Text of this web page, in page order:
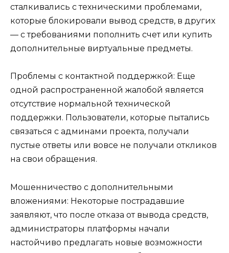
сталкивались с техническими проблемами,
которые блокировали вывод средств, в других
— с требованиями пополнить счет или купить
дополнительные виртуальные предметы.
Проблемы с контактной поддержкой: Еще
одной распространенной жалобой является
отсутствие нормальной технической
поддержки. Пользователи, которые пытались
связаться с админами проекта, получали
пустые ответы или вовсе не получали откликов
на свои обращения.
Мошенничество с дополнительными
вложениями: Некоторые пострадавшие
заявляют, что после отказа от вывода средств,
администраторы платформы начали
настойчиво предлагать новые возможности